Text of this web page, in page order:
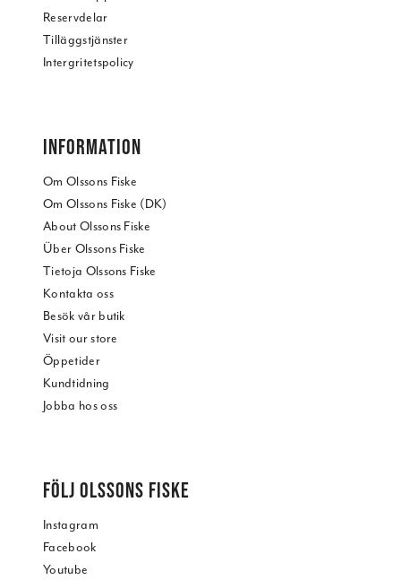
Reservdelar
Tilläggstjänster
Intergritetspolicy
INFORMATION
Om Olssons Fiske
Om Olssons Fiske (DK)
About Olssons Fiske
Über Olssons Fiske
Tietoja Olssons Fiske
Kontakta oss
Besök vår butik
Visit our store
Öppetider
Kundtidning
Jobba hos oss
FÖLJ OLSSONS FISKE
Instagram
Facebook
Youtube